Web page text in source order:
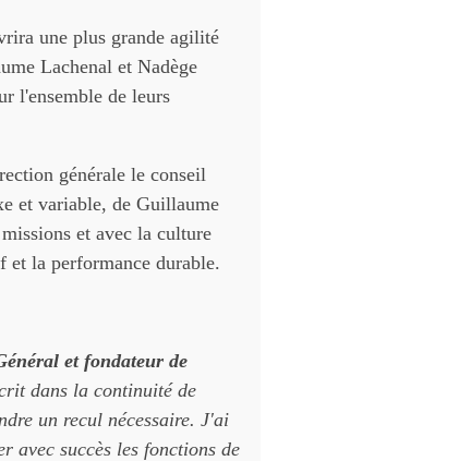
une plus grande agilité
Lachenal et Nadège
l'ensemble de leurs
générale le conseil
et variable, de Guillaume
et avec la culture
et la performance durable.
et fondateur de
dans la continuité de
un recul nécessaire. J'ai
avec succès les fonctions de